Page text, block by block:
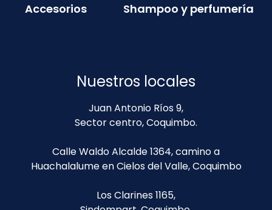
Accesorios
Shampoo y perfumería
Nuestros locales
Juan Antonio Ríos 9,
Sector centro, Coquimbo.
Calle Waldo Alcalde 1364, camino a
Huachalalume en Cielos del Valle, Coquimbo
Los Clarines 1165,